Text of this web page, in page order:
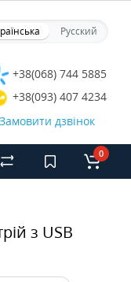
Русский
+38(068) 744 5885
+38(093) 407 4234
Замовити дзвінок
0
з USB